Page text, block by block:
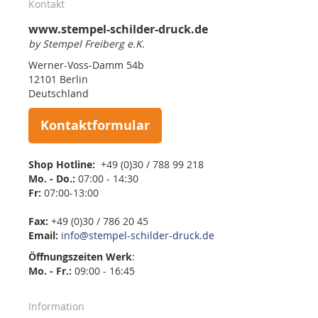
Kontakt
www.stempel-schilder-druck.de
by Stempel Freiberg e.K.
Werner-Voss-Damm 54b
12101 Berlin
Deutschland
Kontaktformular
Shop Hotline: +49 (0)30 / 788 99 218
Mo. - Do.: 07:00 - 14:30
Fr: 07:00-13:00
Fax: +49 (0)30 / 786 20 45
Email: info@stempel-schilder-druck.de
Öffnungszeiten Werk:
Mo. - Fr.: 09:00 - 16:45
Information